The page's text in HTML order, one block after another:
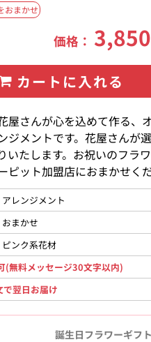
おまかせ
価格： 3,850
カートに入れる
屋さんが心を込めて作る、
ジメントです。花屋さんが
いたします。お祝いのフラ
ピット加盟店におまかせくだ
アレンジメント
おまかせ
ピンク系花材
(無料メッセージ30文字以内)
翌日お届け
誕生日フラワーギフ